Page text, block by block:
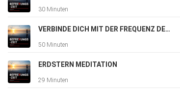
30 Minuten
VERBINDE DICH MIT DER FREQUENZ DER FÜLLE
50 Minuten
ERDSTERN MEDITATION
29 Minuten